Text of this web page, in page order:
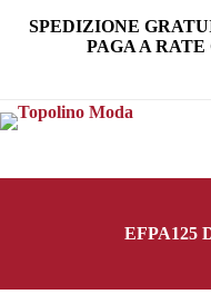
SPEDIZIONE
PAGA A
EFPA125